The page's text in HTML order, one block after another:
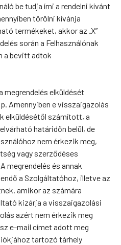
be tudja írni a rendelni kívánt
törölni kívánja
termékeket, akkor az „X”
során a Felhasználónak
a bevitt adtok
megrendelés elküldését
Amennyiben e visszaigazolás
elküldésétől számított, a
határidőn belül, de
nem érkezik meg,
vagy szerződéses
megrendelés és annak
a Szolgáltatóhoz, illetve az
amikor az számára
kizárja a visszaigazolási
azért nem érkezik meg
e-mail címet adott meg
tartozó tárhely